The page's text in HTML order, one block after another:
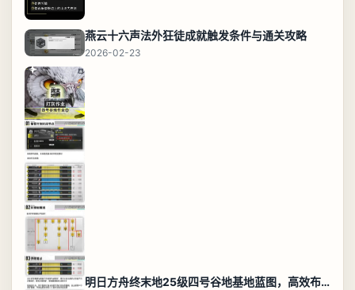
燕云十六声法外狂徒成就触发条件与通关攻略
2026-02-23
明日方舟终末地25级四号谷地基地蓝图，高效布局规划